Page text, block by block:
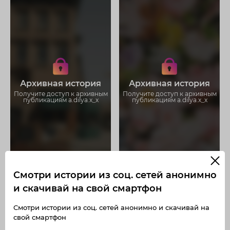
Архивная история
Получите доступ к архивным
публикациям a.dilya.x_x
Получите доступ к архивным
историям a.dilya.x_x
Не отвлекайтесь на рекламу
Загружайте истории без
ограничений
Архивная история
Получите доступ к архивным
публикациям a.dilya.x_x
Получите доступ к архивным
историям a.dilya.x_x
Не отвлекайтесь на рекламу
Загружайте истории без
ограничений
Смотри истории из соц. сетей анонимно
и скачивай на свой смартфон
Смотри истории из соц. сетей анонимно и скачивай на
свой смартфон